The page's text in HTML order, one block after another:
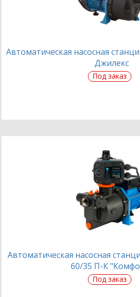
Автоматическая насосная
Джилекс
Под заказ
Автоматическая насосная
60/35 П-К
Под заказ